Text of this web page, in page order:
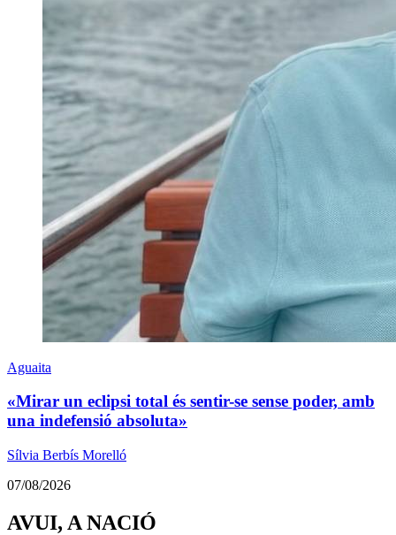
Aguaita
«Mirar un eclipsi total és sentir-se sense poder, amb
una indefensió absoluta»
Sílvia Berbís Morelló
07/08/2026
AVUI, A NACIÓ